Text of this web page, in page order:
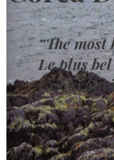
“The
Le plus